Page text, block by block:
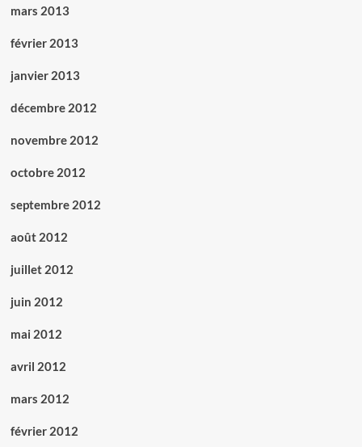
mars 2013
février 2013
janvier 2013
décembre 2012
novembre 2012
octobre 2012
septembre 2012
août 2012
juillet 2012
juin 2012
mai 2012
avril 2012
mars 2012
février 2012